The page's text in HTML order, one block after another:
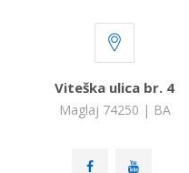
Viteška ulica br. 4
Maglaj 74250 | BA